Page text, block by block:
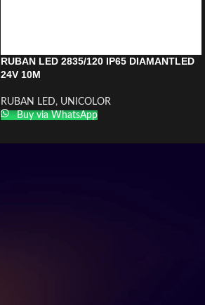
RUBAN LED 2835/120 IP65 DIAMANTLED
24V 10M
RUBAN LED, UNICOLOR
Buy via WhatsApp